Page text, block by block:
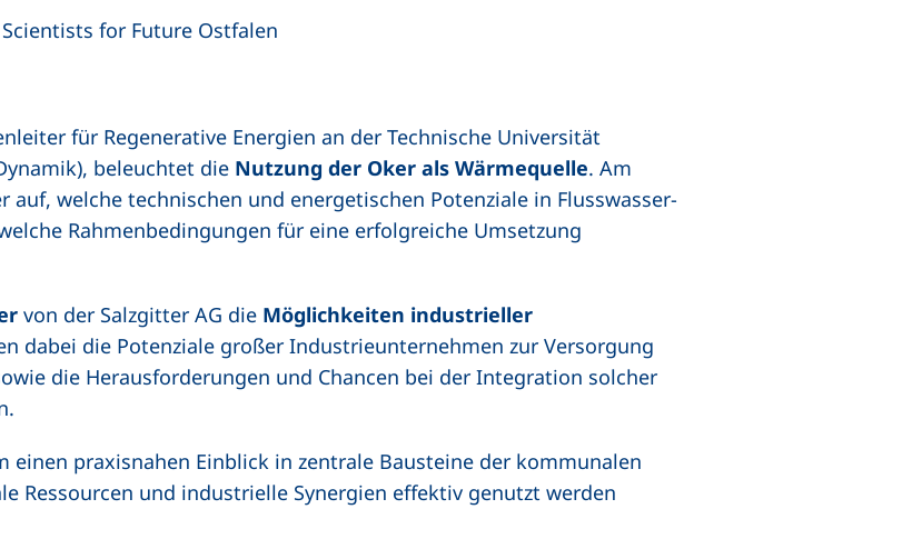
for Future Ostfalen
für Regenerative Energien an der Technische Universität
beleuchtet die Nutzung der Oker als Wärmequelle. Am
welche technischen und energetischen Potenziale in Flusswasser-
Rahmenbedingungen für eine erfolgreiche Umsetzung
von der Salzgitter AG die Möglichkeiten industrieller
dabei die Potenziale großer Industrieunternehmen zur Versorgung
die Herausforderungen und Chancen bei der Integration solcher
einen praxisnahen Einblick in zentrale Bausteine der kommunalen
Ressourcen und industrielle Synergien effektiv genutzt werden